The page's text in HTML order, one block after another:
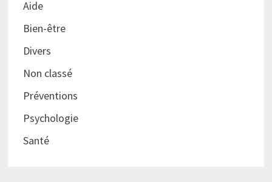
Aide
Bien-être
Divers
Non classé
Préventions
Psychologie
Santé